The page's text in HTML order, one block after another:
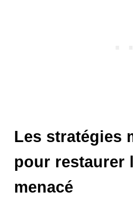
Les stratégies
pour restaurer
menacé